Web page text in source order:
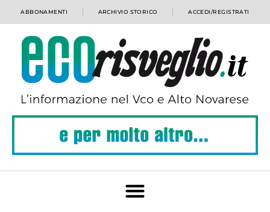
ABBONAMENTI ARCHIVIO STORICO ACCEDI/REGISTRATI